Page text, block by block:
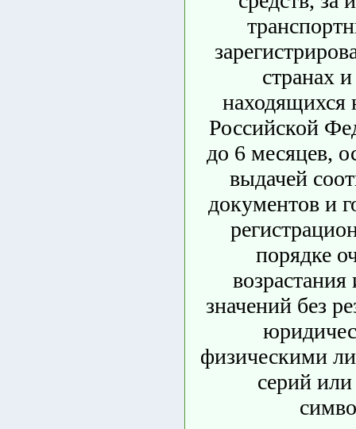
странах
находящихся
Российской
до 6 месяцев,
выдачей
документов и
порядке
значений без
физическими
серий